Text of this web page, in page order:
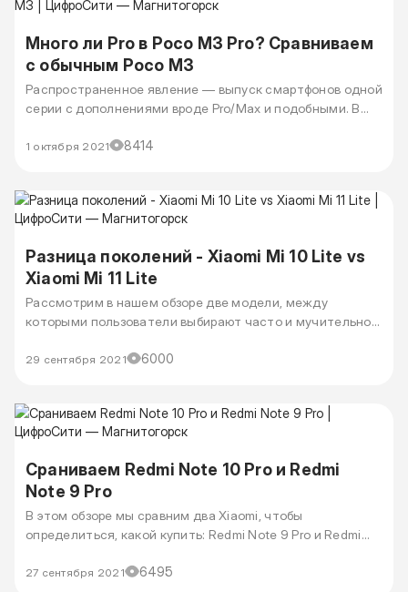
Много ли Pro в Poco M3 Pro? Сравниваем
с обычным Poco M3
Распространенное явление — выпуск смартфонов одной
серии с дополнениями вроде Pro/Max и подобными. В
исключением. В 2021 году один за другим на витринах
1 октября 2021 8414
Разница поколений - Xiaomi Mi 10 Lite vs
Xiaomi Mi 11 Lite
Рассмотрим в нашем обзоре две модели, между
которыми пользователи выбирают часто и мучительно.
Xiaomi Mi 11 Lite или Xiaomi Mi 10 Lite.
29 сентября 2021 6000
Сраниваем Redmi Note 10 Pro и Redmi
Note 9 Pro
В этом обзоре мы сравним два Xiaomi, чтобы
определиться, какой купить: Redmi Note 9 Pro и Redmi
27 сентября 2021 6495